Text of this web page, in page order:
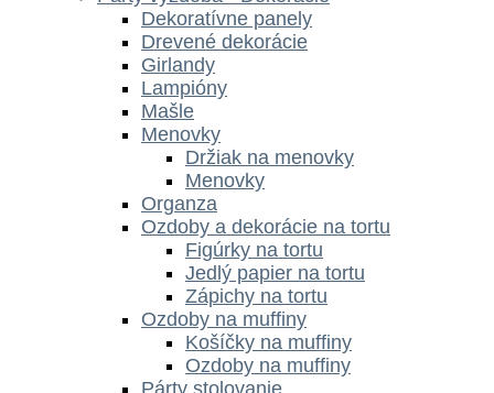
Dekoratívne panely
Drevené dekorácie
Girlandy
Lampióny
Mašle
Menovky
Držiak na menovky
Menovky
Organza
Ozdoby a dekorácie na tortu
Figúrky na tortu
Jedlý papier na tortu
Zápichy na tortu
Ozdoby na muffiny
Košíčky na muffiny
Ozdoby na muffiny
Párty stolovanie